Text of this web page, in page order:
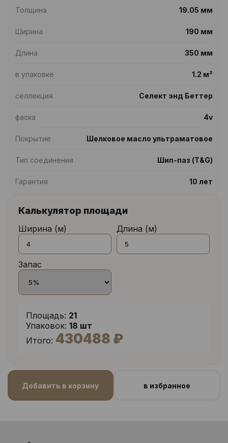
Толщина 19.05 мм
Ширина 190 мм
Длина 350 мм
в упаковке 1.2 м²
селлекция Селект энд Беттер
фаска 4v
Покрытие Шелковое масло ультраматовое
Тип соединения Шип-паз (T&G)
Гарантия 10 лет
Калькулятор площади
Ширина (м) Длина (м)
Запас
Площадь: 21
Упаковок: 18 шт
Итого: 430488 ₽
Добавить в корзину в избранное